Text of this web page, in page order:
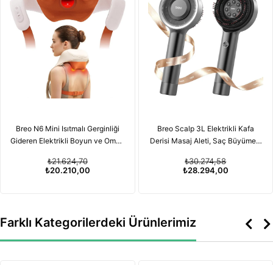
Breo N6 Mini Isıtmalı Gerginliği
Gideren Elektrikli Boyun ve Omuz
₺20.210,00
₺21.624,70
Breo Scalp 3L Elektrikli Kafa
Derisi Masaj Aleti, Saç Büyümesi
Özelliğiyle
₺28.294,00
₺30.274,58
Farklı Kategorilerdeki Ürünlerimiz